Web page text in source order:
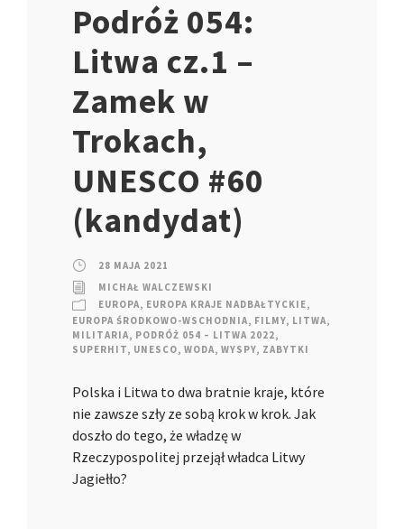
Podróż 054:
Litwa cz.1 –
Zamek w
Trokach,
UNESCO #60
(kandydat)
28 MAJA 2021
MICHAŁ WALCZEWSKI
EUROPA, EUROPA KRAJE NADBAŁTYCKIE,
EUROPA ŚRODKOWO-WSCHODNIA, FILMY, LITWA,
MILITARIA, PODRÓŻ 054 – LITWA 2022,
SUPERHIT, UNESCO, WODA, WYSPY, ZABYTKI
Polska i Litwa to dwa bratnie kraje, które
nie zawsze szły ze sobą krok w krok. Jak
doszło do tego, że władzę w
Rzeczypospolitej przejął władca Litwy
Jagiełło?